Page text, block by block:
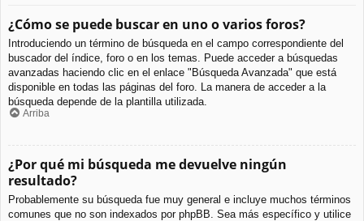
¿Cómo se puede buscar en uno o varios foros?
Introduciendo un término de búsqueda en el campo correspondiente del
buscador del índice, foro o en los temas. Puede acceder a búsquedas
avanzadas haciendo clic en el enlace "Búsqueda Avanzada" que está
disponible en todas las páginas del foro. La manera de acceder a la
búsqueda depende de la plantilla utilizada.
Arriba
¿Por qué mi búsqueda me devuelve ningún
resultado?
Probablemente su búsqueda fue muy general e incluye muchos términos
comunes que no son indexados por phpBB. Sea más específico y utilice